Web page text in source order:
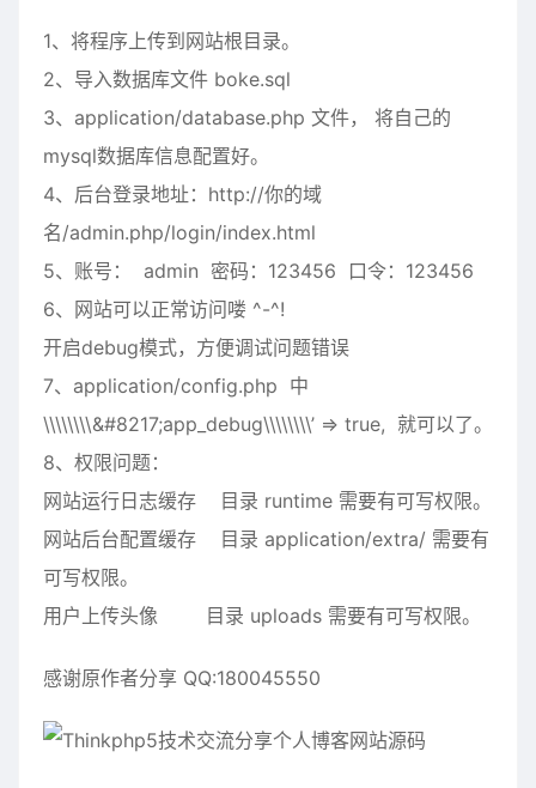
1、将程序上传到网站根目录。
2、导入数据库文件 boke.sql
3、application/database.php 文件， 将自己的
mysql数据库信息配置好。
4、后台登录地址：http://你的域
名/admin.php/login/index.html
5、账号： admin 密码：123456 口令：123456
6、网站可以正常访问喽 ^-^!
开启debug模式，方便调试问题错误
7、application/config.php 中
\\\\\\\\&#8217;app_debug\\\\\\\\’ => true, 就可以了。
8、权限问题：
网站运行日志缓存 目录 runtime 需要有可写权限。
网站后台配置缓存 目录 application/extra/ 需要有
可写权限。
用户上传头像 目录 uploads 需要有可写权限。
感谢原作者分享 QQ:180045550